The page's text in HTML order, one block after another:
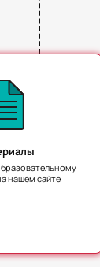
нашем сайте